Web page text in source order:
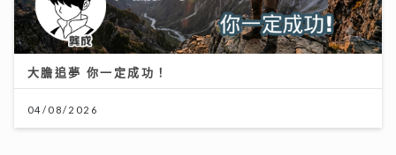
輸多贏少的主因
28/07/2026